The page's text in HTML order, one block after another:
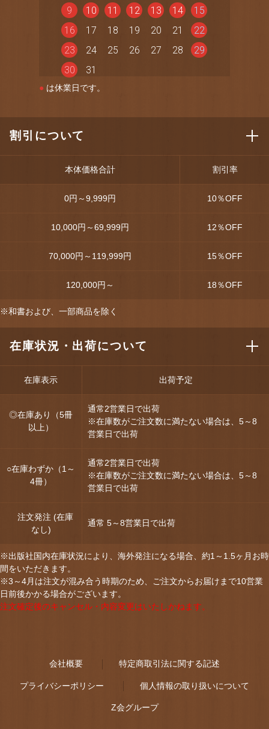
9
10 11 12 13 14
15
16
17 18 19 20 21
22
23
24 25 26 27 28
29
30
31
● は休業日です。
割引について
本体価格合計 割引率
0円～9,999円 10％OFF
10,000円～69,999円 12％OFF
70,000円～119,999円 15％OFF
120,000円～ 18％OFF
※和書および、一部商品を除く
在庫状況・出荷について
在庫表示 出荷予定
◎在庫あり（5冊
以上）
通常2営業日で出荷
※在庫数がご注文数に満たない場合は、5～8
営業日で出荷
○在庫わずか（1～
4冊）
通常2営業日で出荷
※在庫数がご注文数に満たない場合は、5～8
営業日で出荷
注文発注 (在庫
なし)
通常 5～8営業日で出荷
※出版社国内在庫状況により、海外発注になる場合、約1～1.5ヶ月お時
間をいただきます。
※3～4月は注文が混み合う時期のため、ご注文からお届けまで10営業
日前後かかる場合がございます。
注文確定後のキャンセル・内容変更はいたしかねます。
会社概要 特定商取引法に関する記述
プライバシーポリシー 個人情報の取り扱いについて
Z会グループ